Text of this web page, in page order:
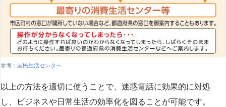
参考： 国民生活センター
以上の方法を適切に使うことで、迷惑電話に効果的に対処
し、ビジネスや日常生活の効率化を図ることが可能です。